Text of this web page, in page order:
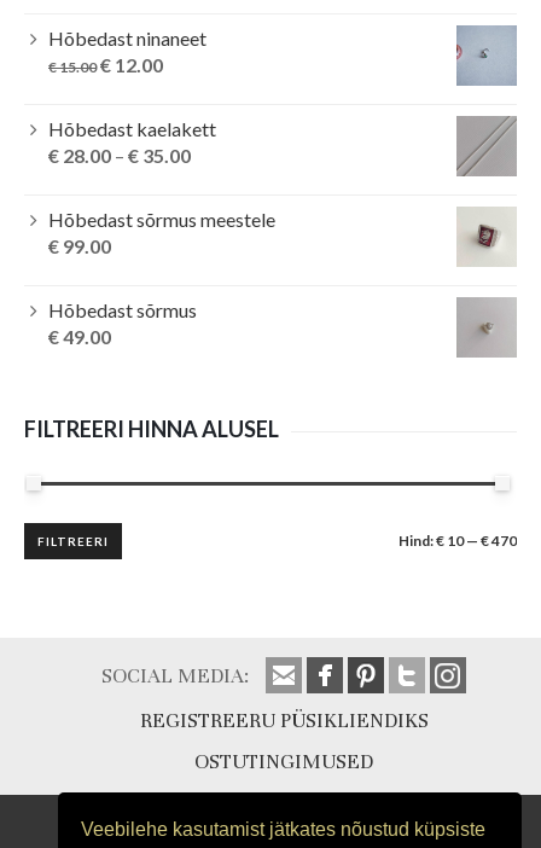
Veebilehe kasutamist jätkates nõustud küpsiste
Hõbedast ninaneet
€15.00 Original
€ 15.00.
€ 12.00Current
€ 12.00.
Hõbedast kaelakett
€ 28.00 – € 35.00
Hõbedast sõrmus meestele
€ 99.00
Hõbedast sõrmus
€49.00
FILTREERI HINNA ALUSEL
Minimaalne
hind
Maksimaalne
hind
FILTREERI Hind:€ 10— € 470
SOCIAL MEDIA:
REGISTREERU PÜSIKLIENDIKS
OSTUTINGIMUSED